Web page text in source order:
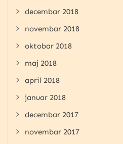
decembar 2018
novembar 2018
oktobar 2018
maj 2018
april 2018
januar 2018
decembar 2017
novembar 2017